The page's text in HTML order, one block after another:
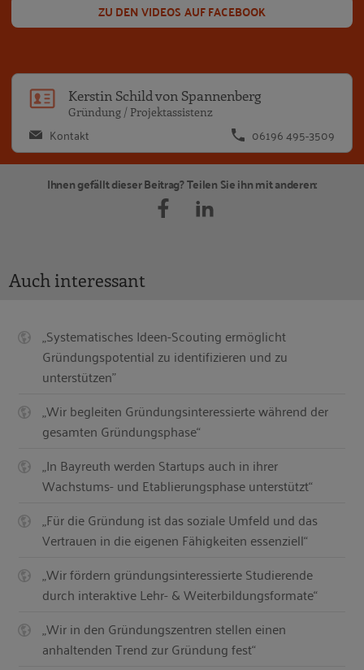
ZU DEN VIDEOS AUF FACEBOOK
Kerstin Schild von Spannenberg
Gründung / Projektassistenz
Kontakt 06196 495-3509
Ihnen gefällt dieser Beitrag? Teilen Sie ihn mit anderen:
Auch interessant
„Systematisches Ideen-Scouting ermöglicht
Gründungspotential zu identifizieren und zu
unterstützen"
„Wir begleiten Gründungsinteressierte während der
gesamten Gründungsphase“
„In Bayreuth werden Startups auch in ihrer
Wachstums- und Etablierungsphase unterstützt“
„Für die Gründung ist das soziale Umfeld und das
Vertrauen in die eigenen Fähigkeiten essenziell“
„Wir fördern gründungsinteressierte Studierende
durch interaktive Lehr- & Weiterbildungsformate“
„Wir in den Gründungszentren stellen einen
anhaltenden Trend zur Gründung fest“